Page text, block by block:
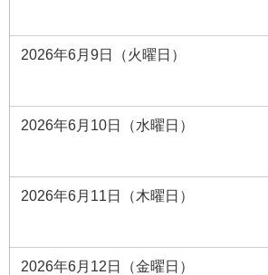
2026年6月9日（火曜日）
2026年6月10日（水曜日）
2026年6月11日（木曜日）
2026年6月12日（金曜日）